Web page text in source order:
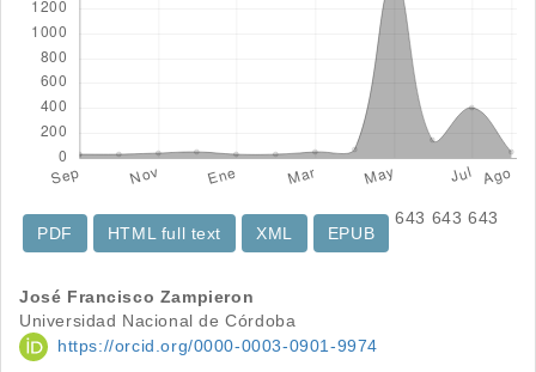
643
PDF
643
HTML full text
XML
643
EPUB
Contenido
principal
José Francisco Zampieron
Universidad Nacional de Córdoba
https://orcid.org/0000-0003-0901-9974